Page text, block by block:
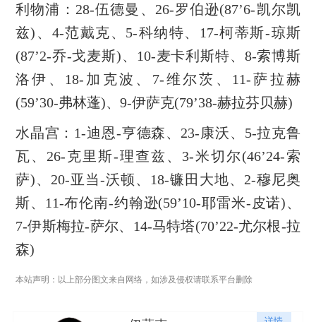
利物浦：28-伍德曼、26-罗伯逊(87’6-凯尔凯
兹)、4-范戴克、5-科纳特、17-柯蒂斯-琼斯
(87’2-乔-戈麦斯)、10-麦卡利斯特、8-索博斯
洛伊、18-加克波、7-维尔茨、11-萨拉赫
(59’30-弗林蓬)、9-伊萨克(79’38-赫拉芬贝赫)
水晶宫：1-迪恩-亨德森、23-康沃、5-拉克鲁
瓦、26-克里斯-理查兹、3-米切尔(46’24-索
萨)、20-亚当-沃顿、18-镰田大地、2-穆尼奥
斯、11-布伦南-约翰逊(59’10-耶雷米-皮诺)、
7-伊斯梅拉-萨尔、14-马特塔(70’22-尤尔根-拉
森)
本站声明：以上部分图文来自网络，如涉及侵权请联系平台删除